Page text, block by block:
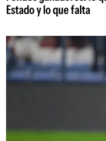
Estado y lo que falta